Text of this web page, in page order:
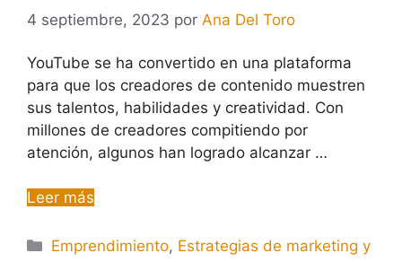
4 septiembre, 2023 por Ana Del Toro
YouTube se ha convertido en una plataforma
para que los creadores de contenido muestren
sus talentos, habilidades y creatividad. Con
millones de creadores compitiendo por
atención, algunos han logrado alcanzar …
Leer más
Emprendimiento, Estrategias de marketing y